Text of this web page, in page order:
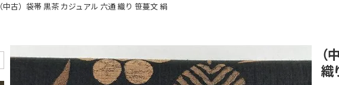
（中古）袋帯 黒茶 カジュアル 六通 織り 笹蔓文 絹
（
織